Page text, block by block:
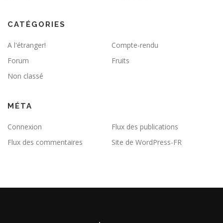
CATÉGORIES
A l'étranger!
Compte-rendu
Forum
Fruits
Non classé
MÉTA
Connexion
Flux des publications
Flux des commentaires
Site de WordPress-FR